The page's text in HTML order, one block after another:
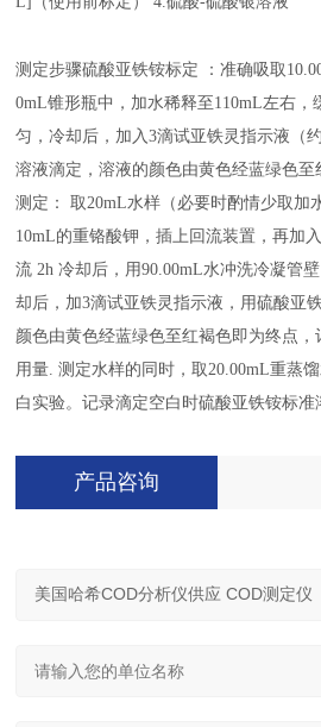
测定步骤硫酸亚铁铵标定 ：准确吸取
0mL锥形瓶中，加水稀释至110mL左右，
匀，冷却后，加入3滴试亚铁灵指示液（
溶液滴定，溶液的颜色由黄色经蓝绿色至
测定： 取20mL水样（必要时酌情少取加
10mL的重铬酸钾，插上回流装置，再加
流 2h 冷却后，用90.00mL水冲洗冷凝管
却后，加3滴试亚铁灵指示液，用硫酸亚
颜色由黄色经蓝绿色至红褐色即为终点
用量. 测定水样的同时，取20.00mL重蒸
白实验。记录滴定空白时硫酸亚铁铵标准
产品咨询